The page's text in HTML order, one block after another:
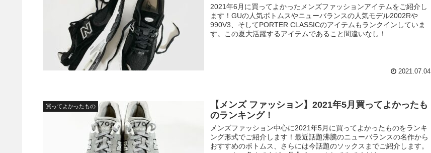
2021年6月に買ってよかったメンズファッションアイテムをご紹介し
ます！GUの人気ボトムスやニューバランスの人気モデル2002Rや
990V3、そしてPORTER CLASSICのアイテムもランクインしていま
す。この夏大活躍するアイテムであること間違いなし！
2021.07.04
買ってよかったもの
【メンズ ファッション】2021年5月買ってよかったも
のランキング！
メンズファッション中心に2021年5月に買ってよかったものをランキ
ング形式でご紹介します！最近話題沸騰のニューバランスの名作から
おすすめのボトムス、さらには今話題のソックスまでご紹介します。